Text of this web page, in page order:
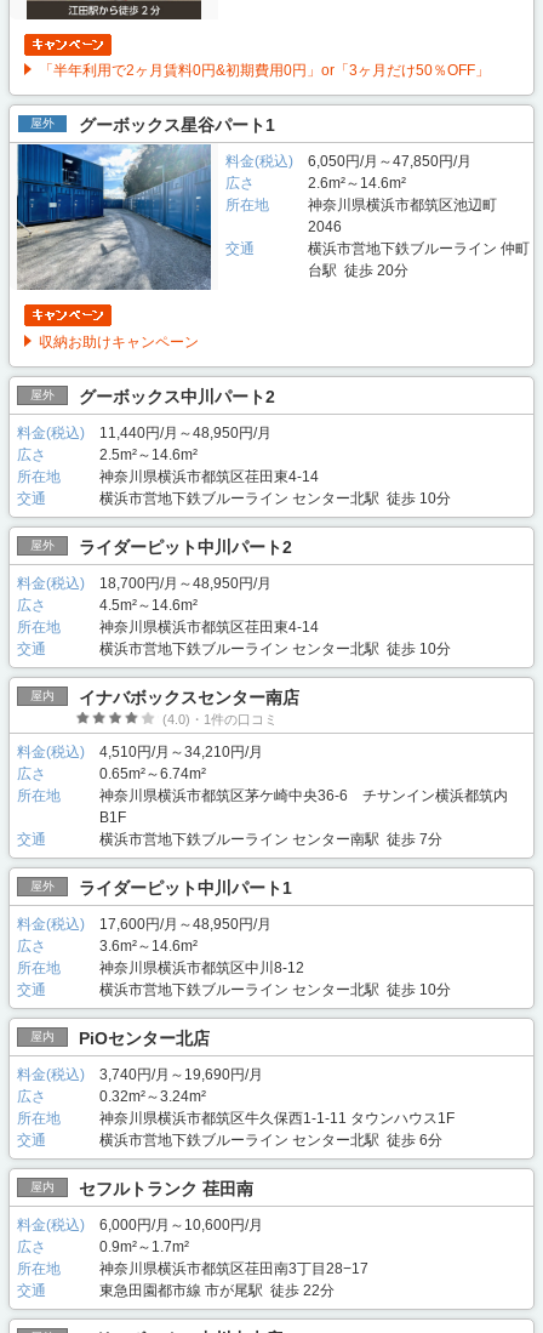
「半年利用で2ヶ月賃料0円&初期費用0円」or「3ヶ月だけ50％OFF」
屋外 グーボックス星谷パート1
料金(税込)
6,050円/月～47,850円/月
広さ
2.6m²～14.6m²
所在地
神奈川県横浜市都筑区池辺町
2046
交通
横浜市営地下鉄ブルーライン 仲町
台駅 徒歩 20分
収納お助けキャンペーン
屋外 グーボックス中川パート2
料金(税込)
11,440円/月～48,950円/月
広さ
2.5m²～14.6m²
所在地
神奈川県横浜市都筑区荏田東4-14
交通
横浜市営地下鉄ブルーライン センター北駅 徒歩 10分
屋外 ライダーピット中川パート2
料金(税込)
18,700円/月～48,950円/月
広さ
4.5m²～14.6m²
所在地
神奈川県横浜市都筑区荏田東4-14
交通
横浜市営地下鉄ブルーライン センター北駅 徒歩 10分
屋内 イナバボックスセンター南店
(4.0)・1件の口コミ
料金(税込)
4,510円/月～34,210円/月
広さ
0.65m²～6.74m²
所在地
神奈川県横浜市都筑区茅ケ崎中央36-6 チサンイン横浜都筑内
B1F
交通
横浜市営地下鉄ブルーライン センター南駅 徒歩 7分
屋外 ライダーピット中川パート1
料金(税込)
17,600円/月～48,950円/月
広さ
3.6m²～14.6m²
所在地
神奈川県横浜市都筑区中川8-12
交通
横浜市営地下鉄ブルーライン センター北駅 徒歩 10分
屋内 PiOセンター北店
料金(税込)
3,740円/月～19,690円/月
広さ
0.32m²～3.24m²
所在地
神奈川県横浜市都筑区牛久保西1-1-11 タウンハウス1F
交通
横浜市営地下鉄ブルーライン センター北駅 徒歩 6分
屋内 セフルトランク 荏田南
料金(税込)
6,000円/月～10,600円/月
広さ
0.9m²～1.7m²
所在地
神奈川県横浜市都筑区荏田南3丁目28−17
交通
東急田園都市線 市が尾駅 徒歩 22分